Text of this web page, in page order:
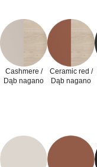
Cashmere /
Dąb nagano
Ceramic red /
Dąb nagano